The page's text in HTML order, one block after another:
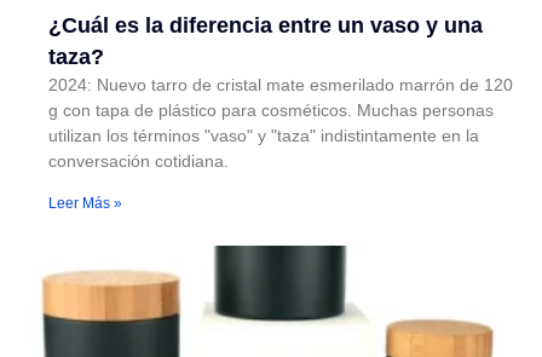
¿Cuál es la diferencia entre un vaso y una
taza?
2024: Nuevo tarro de cristal mate esmerilado marrón de 120
g con tapa de plástico para cosméticos. Muchas personas
utilizan los términos "vaso" y "taza" indistintamente en la
conversación cotidiana.
Leer Más »